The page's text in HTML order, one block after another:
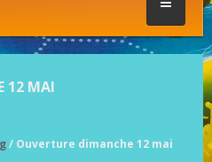
12 MAI
/ Ouverture dimanche 12 mai